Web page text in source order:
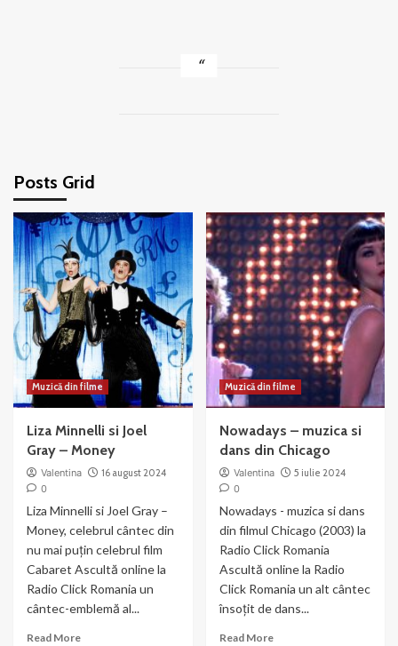
Posts Grid
Muzică din filme
Liza Minnelli si Joel
Gray – Money
Valentina
16 august 2024
0
Liza Minnelli si Joel Gray –
Money, celebrul cântec din
nu mai puțin celebrul film
Cabaret Ascultă online la
Radio Click Romania un
cântec-emblemă al...
Read MoreRead
Muzică din filme
Nowadays – muzica si
dans din Chicago
Valentina
5 iulie 2024
0
Nowadays - muzica si dans
din filmul Chicago (2003) la
Radio Click Romania
Ascultă online la Radio
Click Romania un alt cântec
însoțit de dans...
Read MoreRead